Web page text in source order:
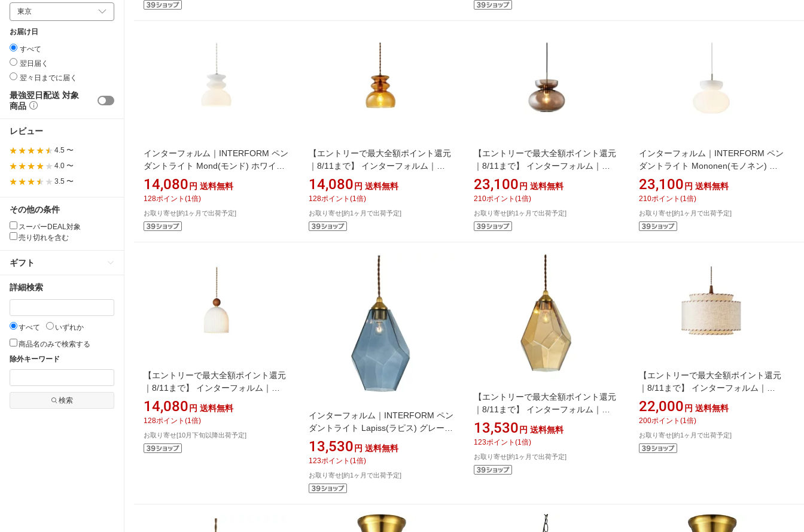
お届け日
すべて
翌日届く
翌々日までに届く
最強翌日配送 対象
商品
レビュー
4.5 〜
4.0 〜
3.5 〜
その他の条件
スーパーDEAL対象
売り切れを含む
ギフト
詳細検索
すべて
いずれか
商品名のみで検索する
除外キーワード
検索
インターフォルム｜INTERFORM ペン
ダントライト Mond(モンド) ホワイト
E17/40W クリア白熱電球付 LT-
4475WH [電球色 /E17]
14,080 円 送料無料
128ポイント (1倍)
お取り寄せ[約1ヶ月で出荷予定]
【エントリーで最大全額ポイント還元
｜8/11まで】 インターフォルム｜
INTERFORM ペンダントライト
Mond(モンド) ブラウン E17/40W クリ
ア白熱電球付 LT-4475BN [電球色
/E17]
14,080 円 送料無料
128ポイント (1倍)
お取り寄せ[約1ヶ月で出荷予定]
【エントリーで最大全額ポイント還元
｜8/11まで】 インターフォルム｜
INTERFORM ペンダントライト
Mononen(モノネン) ブラウン 60Wク
リア白熱球付 LT-4472BN [電球色
/E26]
23,100 円 送料無料
210ポイント (1倍)
お取り寄せ[約1ヶ月で出荷予定]
インターフォルム｜INTERFORM ペン
ダントライト Mononen(モノネン) ホ
ワイト 60Wクリア白熱球付 LT-
4472WH [電球色 /E26]
23,100 円 送料無料
210ポイント (1倍)
お取り寄せ[約1ヶ月で出荷予定]
【エントリーで最大全額ポイント還元
｜8/11まで】 インターフォルム｜
INTERFORM ペンダントライト
Murg(ムルク) 40W相当 小型白熱電球
付 LT-4396 [電球色 /E17]
【newlife_campaign_g】
14,080 円 送料無料
128ポイント (1倍)
お取り寄せ[10月下旬以降出荷予定]
インターフォルム｜INTERFORM ペン
ダントライト Lapiss(ラピス) グレー
(60W相当 小型白熱電球付) LT-
4073GY [電球色 /E17]
【newlife_campaign_g】
13,530 円 送料無料
123ポイント (1 倍)
お取り寄せ[約1ヶ月で出荷予定]
【エントリーで最大全額ポイント還元
｜8/11まで】 インターフォルム｜
INTERFORM ペンダントライト
Lapiss(ラピス) アンバー 小型白熱電球
付 LT-4073AM [電球色 /E17]
【newlife_campaign_g】
13,530 円 送料無料
123ポイント (1倍)
お取り寄せ[約1ヶ月で出荷予定]
【エントリーで最大全額ポイント還元
｜8/11まで】 インターフォルム｜
INTERFORM ペンダントライト
Rodney(ロドニー) 白熱電球
(E26/100W)付 LT-4288 [4.5畳 /電球色
/E26]【newlife_campaign_g】
22,000 円 送料無料
200ポイント (1倍)
お取り寄せ[約1ヶ月で出荷予定]